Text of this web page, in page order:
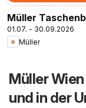
Müller
01.07. - 30.09.2026
Müller
Müller
und in der